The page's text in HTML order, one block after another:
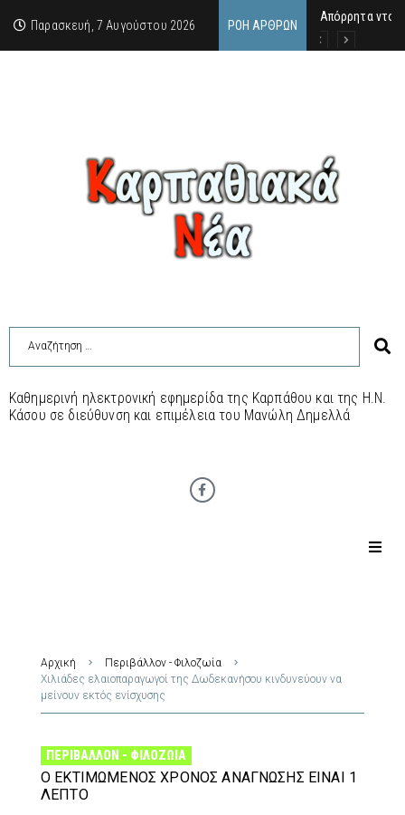
Παρασκευή, 7 Αυγούστου 2026 ΡΟΉ ΆΡΘΡΩΝ
Απόρρητα
Μανώλης
Σαν σήμερα
Καθημερινή ηλεκτρονική εφημερίδα της Καρπάθου και της Η.Ν.
Κάσου σε διεύθυνση και επιμέλεια του Μανώλη Δημελλά
Αρχική
Περιβάλλον - Φιλοζωία
Χιλιάδες ελαιοπαραγωγοί της Δωδεκανήσου κινδυνεύουν να
μείνουν εκτός ενίσχυσης
ΠΕΡΙΒΆΛΛΟΝ - ΦΙΛΟΖΩΊΑ
Ο ΕΚΤΙΜΏΜΕΝΟΣ ΧΡΌΝΟΣ ΑΝΆΓΝΩΣΗΣ ΕΊΝΑΙ 1
ΛΕΠΤΌ